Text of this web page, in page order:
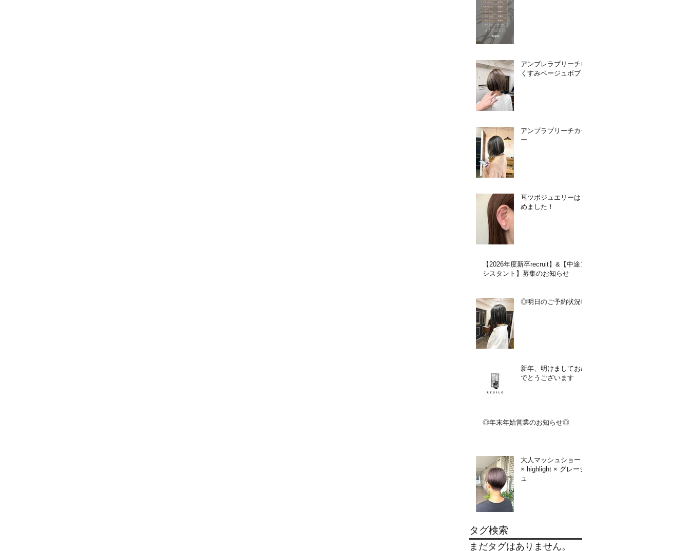
アンブレラブリーチ×
くすみベージュボブ
アンブラブリーチカラ
ー
耳ツボジュエリーはじ
めました！
【2026年度新卒recruit】&【中途ア
シスタント】募集のお知らせ
◎明日のご予約状況◎
新年、明けましておめ
でとうございます
◎年末年始営業のお知らせ◎
大人マッシュショート
× highlight × グレージ
ュ
タグ検索
まだタグはありません。